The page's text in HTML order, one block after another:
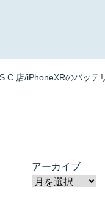
店/iPhoneXRのバッテ
アーカイブ